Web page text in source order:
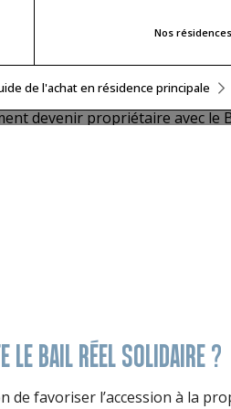
Nos résidences
de l'achat en résidence principale
: COMMENT
de foncier solidaire,
LE BAIL RÉEL SOLIDAIRE ?
de favoriser l’accession à la